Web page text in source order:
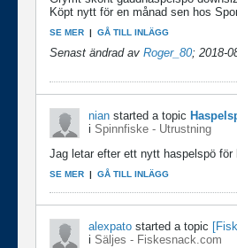
Köpt nytt för en månad sen hos
SE MER GÅ TILL INLÄGG
Senast ändrad av Roger_80; 2018-
nian started a topic
i Spinnfiske - Utrustning
Jag letar efter ett nytt haspelspö
SE MER GÅ TILL INLÄGG
alexpato started a topic
i Säljes - Fiskesnack.com